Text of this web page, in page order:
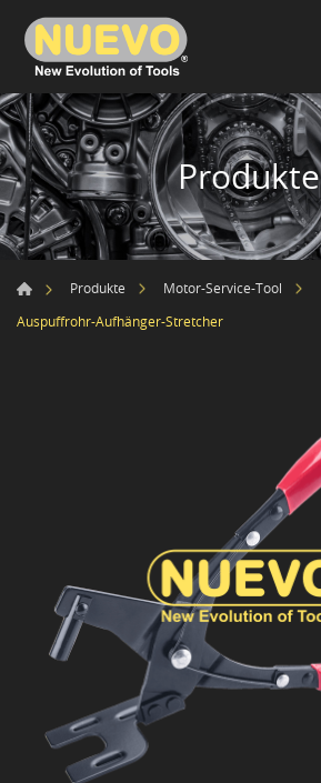
Produkte
Produkte
Motor-Service-Tool
Auspuffrohr-Aufhänger-Stretcher